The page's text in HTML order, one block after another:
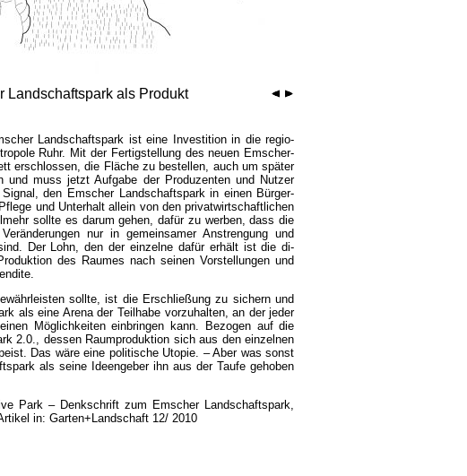
Landschaftspark als Produkt
Land­schafts­park ist eine In­vesti­tion in die regio­
Ruhr. Mit der Fertig­stel­lung des neuen Emscher­
er­schlos­sen, die Fläche zu be­stel­len, auch um später
und muss jetzt Auf­gabe der Pro­du­zen­ten und Nutz­er
den Em­scher Land­schafts­park in einen Bürger­
und Unter­halt allein von den privat­wirt­schaft­lichen
soll­te es da­rum gehen, da­für zu wer­ben, dass die
nur in ge­mein­sa­mer An­streng­ung und
Der Lohn, den der ein­zel­ne dafür er­hält ist die di­
des Rau­mes nach seinen Vor­stel­lungen und
soll­te, ist die Er­schlie­ßung zu sich­ern und
als eine Arena der Teil­habe vor­zu­halten, an der jeder
Möglich­keiten ein­bringen kann. Be­zogen auf die
2.0., des­sen Raum­pro­duk­tion sich aus den ein­zel­nen
Das wäre eine poli­tische Utopie. – Aber was sonst
als seine Ideen­geber ihn aus der Taufe ge­hoben
Park – Denkschrift zum Emscher Landschaftspark,
in: Garten+Landschaft 12/ 2010